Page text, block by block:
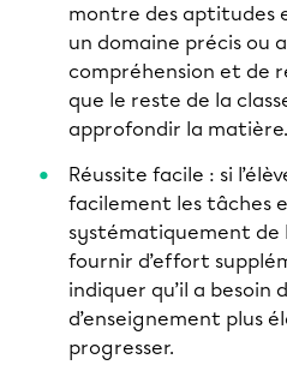
montre des aptitudes
un domaine précis ou
compréhension et de
que le reste de la
approfondir la matière.
Réussite facile : si
facilement les tâches
systématiquement de
fournir d’effort
indiquer qu’il a besoin
d’enseignement plus
progresser.